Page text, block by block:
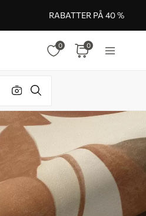
RABATTER PÅ 40 %
0 0